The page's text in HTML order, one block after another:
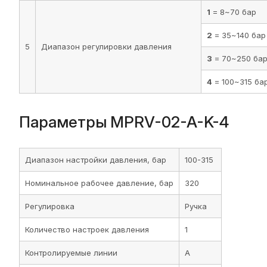
5 Диапазон регулировки давления
1 = 8~70 бар
2 = 35~140 бар
3 = 70~250 бар
4 = 100~315
Параметры MPRV-02-A-K-4
Диапазон настройки давления, бар 100-315
Номинальное рабочее давление, бар 320
Регулировка Ручка
Количество настроек давления 1
Контролируемые линии A